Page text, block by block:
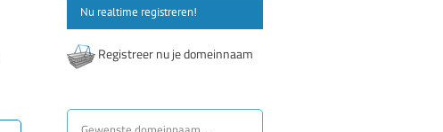
Nu realtime registreren!
Registreer nu je domeinnaam